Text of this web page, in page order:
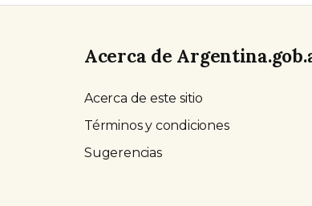
Acerca de
Acerca de este sitio
Términos y condiciones
Sugerencias